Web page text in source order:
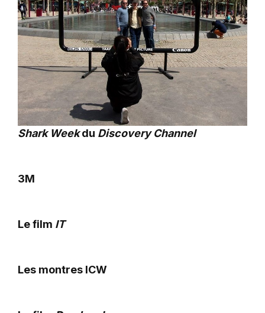
Shark Weekdu Discovery Channel
3M
Le film IT
Les montres ICW